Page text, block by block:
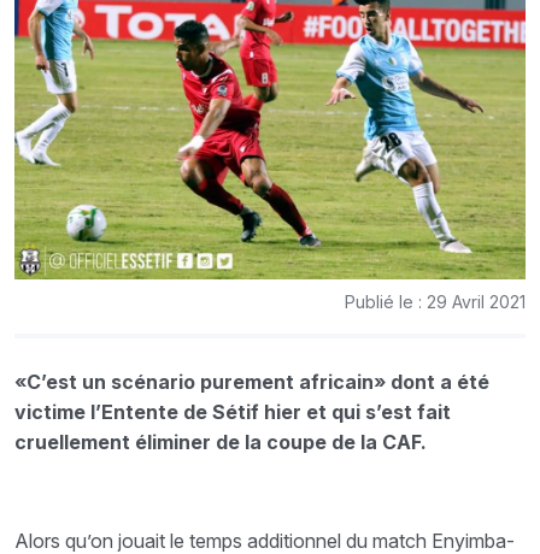
Publié le : 29 Avril 2021
«C’est un scénario purement africain» dont a été
victime l’Entente de Sétif hier et qui s’est fait
cruellement éliminer de la coupe de la CAF.
Alors qu’on jouait le temps additionnel du match Enyimba-